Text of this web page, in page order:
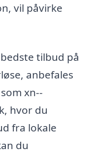
vil påvirke
tilbud på
anbefales
xn--
hvor du
fra lokale
du